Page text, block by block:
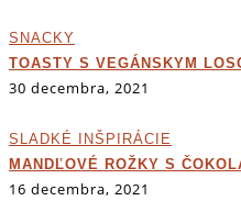
SNACKY
TOASTY S VEGÁNSKYM
30 decembra, 2021
SLADKÉ INŠPIRÁCIE
MANDĽOVÉ ROŽKY S
16 decembra, 2021